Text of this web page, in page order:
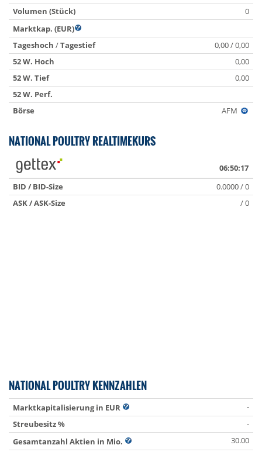
Volumen (Stück)
0
Marktkap. (EUR)
Tageshoch /Tagestief
0,00 / 0,00
52 W. Hoch
0,00
52 W. Tief
0,00
52 W. Perf.
Börse
AFM
NATIONAL POULTRY REALTIMEKURS
06:50:17
BID / BID-Size
0.0000 / 0
ASK / ASK-Size
/ 0
NATIONAL POULTRY KENNZAHLEN
Marktkapitalisierung in EUR
-
Streubesitz %
-
Gesamtanzahl Aktien in Mio.
30.00